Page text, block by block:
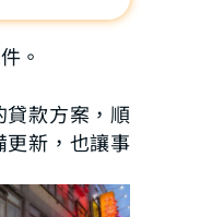
。
款方案，順
新，也讓事